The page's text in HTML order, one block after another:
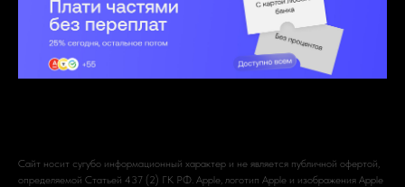
Сайт носит сугубо информационный характер и не является публичной офертой,
определяемой Статьей 437 (2) ГК РФ. Apple, логотип Apple и изображения Apple